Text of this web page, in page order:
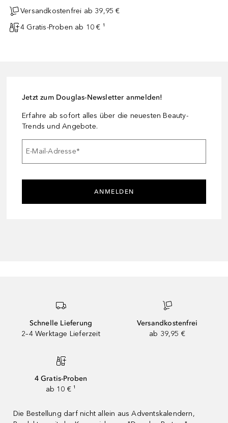
Versandkostenfrei ab 39,95 €
4 Gratis-Proben ab 10 € ¹
Jetzt zum Douglas-Newsletter anmelden!
Erfahre ab sofort alles über die neuesten Beauty-
Trends und Angebote.
E-Mail-Adresse*
ANMELDEN
Schnelle Lieferung
2–4 Werktage Lieferzeit
Versandkostenfrei
ab 39,95 €
4 Gratis-Proben
ab 10 € ¹
Die Bestellung darf nicht allein aus Adventskalendern,